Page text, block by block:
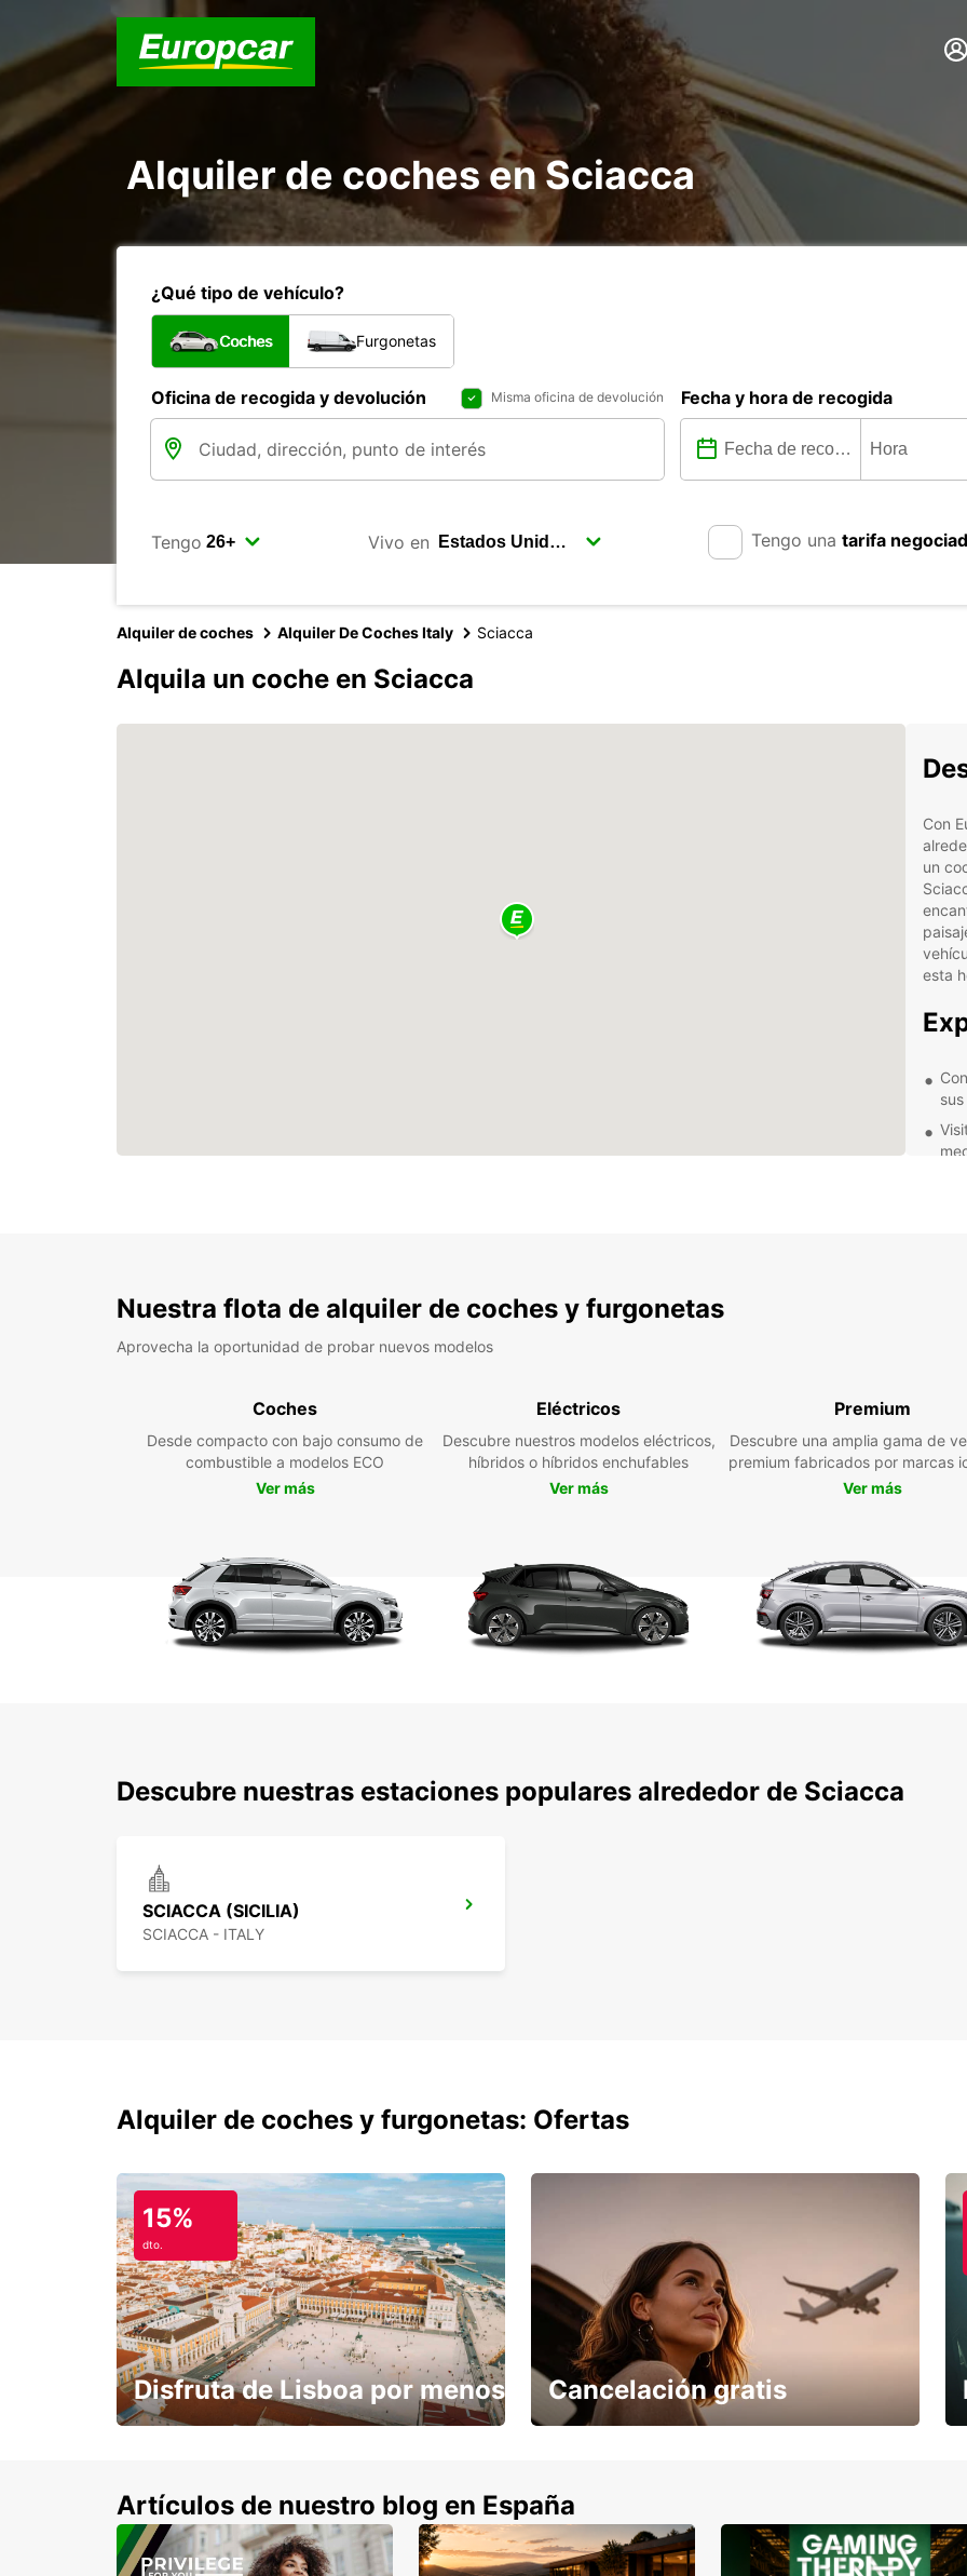
Alquiler de coches en Sciacca
¿Qué tipo de vehículo?
Coches Furgonetas
Oficina de recogida y devolución Misma oficina de devolución Fecha y hora de recogida
Tengo Vivo en Tengo una tarifa
Alquiler de coches Alquiler De Coches Italy Sciacca
Alquila un coche en Sciacca
Con
un
esta
Nuestra flota de alquiler de coches y furgonetas
Aprovecha la oportunidad de probar nuevos modelos
Coches
Desde compacto con bajo consumo de
combustible a modelos ECO
Ver más
Eléctricos
Descubre nuestros modelos eléctricos,
híbridos o híbridos enchufables
Ver más
Premium
Descubre una amplia gama de
premium fabricados por marcas
Ver más
Descubre nuestras estaciones populares alrededor de Sciacca
SCIACCA (SICILIA)
SCIACCA - ITALY
Alquiler de coches y furgonetas: Ofertas
15%
dto.
Disfruta de Lisboa por menos Cancelación gratis
Artículos de nuestro blog en España